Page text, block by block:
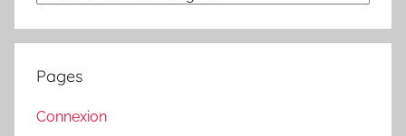
Pages
Connexion